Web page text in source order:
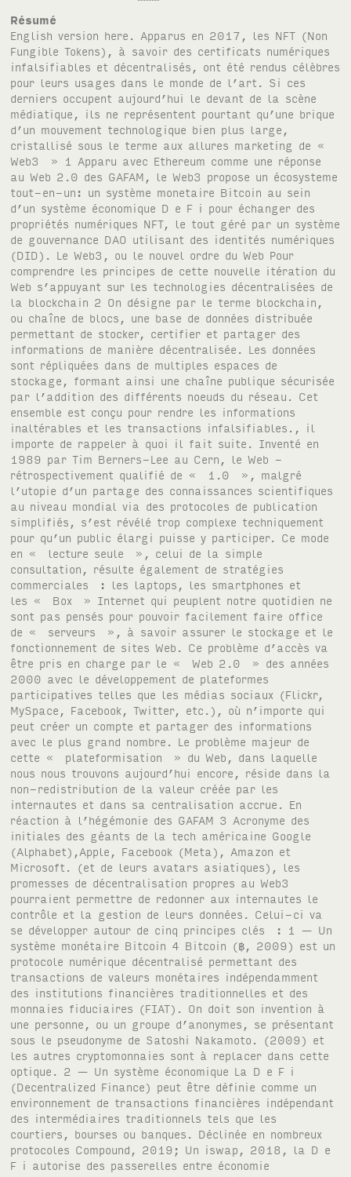
Résumé
English version here. Apparus en 2017, les NFT (Non Fungible Tokens), à savoir des certificats numériques infalsifiables et décentralisés, ont été rendus célèbres pour leurs usages dans le monde de l’art. Si ces derniers occupent aujourd’hui le devant de la scène médiatique, ils ne représentent pourtant qu’une brique d’un mouvement technologique bien plus large, cristallisé sous le terme aux allures marketing de « Web3 » 1 Apparu avec Ethereum comme une réponse au Web 2.0 des GAFAM, le Web3 propose un écosysteme tout-en-un: un système monetaire Bitcoin au sein d’un système économique D e F i pour échanger des propriétés numériques NFT, le tout géré par un système de gouvernance DAO utilisant des identités numériques (DID). Le Web3, ou le nouvel ordre du Web Pour comprendre les principes de cette nouvelle itération du Web s’appuyant sur les technologies décentralisées de la blockchain 2 On désigne par le terme blockchain, ou chaîne de blocs, une base de données distribuée permettant de stocker, certifier et partager des informations de manière décentralisée. Les données sont répliquées dans de multiples espaces de stockage, formant ainsi une chaîne publique sécurisée par l’addition des différents noeuds du réseau. Cet ensemble est conçu pour rendre les informations inaltérables et les transactions infalsifiables., il importe de rappeler à quoi il fait suite. Inventé en 1989 par Tim Berners-Lee au Cern, le Web - rétrospectivement qualifié de « 1.0 », malgré l’utopie d’un partage des connaissances scientifiques au niveau mondial via des protocoles de publication simplifiés, s’est révélé trop complexe techniquement pour qu’un public élargi puisse y participer. Ce mode en « lecture seule », celui de la simple consultation, résulte également de stratégies commerciales : les laptops, les smartphones et les « Box » Internet qui peuplent notre quotidien ne sont pas pensés pour pouvoir facilement faire office de « serveurs », à savoir assurer le stockage et le fonctionnement de sites Web. Ce problème d’accès va être pris en charge par le « Web 2.0 » des années 2000 avec le développement de plateformes participatives telles que les médias sociaux (Flickr, MySpace, Facebook, Twitter, etc.), où n’importe qui peut créer un compte et partager des informations avec le plus grand nombre. Le problème majeur de cette « plateformisation » du Web, dans laquelle nous nous trouvons aujourd’hui encore, réside dans la non-redistribution de la valeur créée par les internautes et dans sa centralisation accrue. En réaction à l’hégémonie des GAFAM 3 Acronyme des initiales des géants de la tech américaine Google (Alphabet),Apple, Facebook (Meta), Amazon et Microsoft. (et de leurs avatars asiatiques), les promesses de décentralisation propres au Web3 pourraient permettre de redonner aux internautes le contrôle et la gestion de leurs données. Celui-ci va se développer autour de cinq principes clés : 1 — Un système monétaire Bitcoin 4 Bitcoin (฿, 2009) est un protocole numérique décentralisé permettant des transactions de valeurs monétaires indépendamment des institutions financières traditionnelles et des monnaies fiduciaires (FIAT). On doit son invention à une personne, ou un groupe d’anonymes, se présentant sous le pseudonyme de Satoshi Nakamoto. (2009) et les autres cryptomonnaies sont à replacer dans cette optique. 2 — Un système économique La D e F i (Decentralized Finance) peut être définie comme un environnement de transactions financières indépendant des intermédiaires traditionnels tels que les courtiers, bourses ou banques. Déclinée en nombreux protocoles Compound, 2019; Un iswap, 2018, la D e F i autorise des passerelles entre économie traditionnelle et économie décentralisée par l’introduction de stablecoins Tether (2014) Dai (2017) Binance USD (2018), à savoir des tokens 5 Un token, ou jeton d’authentification, est une représentation numérique d’une valeur sécurisée dans la blockchain monnaie, part sociale, oeuvre d’art, etc. de valeurs basés sur les monnaies FIAT 6 La valeur d’une monnaie FIAT est imposée par un État sur un territoire identifié, et sa gestion est confiée à une banque centrale. Par exemple, le cours et la distribution de l’Euro sont assurés par la Banque centrale européenne BCE, tandis que le dollar dépend de la Réserve fédérale des Etats-Unis FED. Le mot fiat est déterministe, il nous vient du latin et signifie, à l’impératif: « Qu’il soit fait ».. Ces derniers permettent l’échange de monnaies étatiques sans passer par des protocoles traditionnels SWIFT, et ce de manière quasi instantanée. Fonctionnant jour et nuit et difficilement arrêtable, la D e F i représentait en janvier 2022 un marché de plus de 200 milliards de dollars. 3 — Un système de propriété Les NFT peuvent transformer en marchandise n’importe quelle entité numérique. Dans le champ artistique, l’exemple le plus connu est celui des CryptoPunks, 10 000 fichiers de 24 pixels de côté à l’origine distribués gratuitement sur le réseau Ethereum 7 Ethereum (2015) est une plateforme d’échanges décentralisée et collaborative, initialement imaginée par Vitalik Buterin comme une mise à jour de Bitcoin. Ethereum élargit les principes de Bitcoin pour passer d’une monnaie à un système de valeurs paramétrable, notamment via l’usage des smart contracts.. Grâce à la blockchain, il peut y avoir des milliers de copies viii d’une image d’un même CryptoPunk 8 Les CryptoPunks (2017) sont une célèbre collection de NFT représentant des personnages pixélisés générés par ordinateur., mais un seul d’entre eux sera rattaché a une signature numérique et pourra donc avoir de la valeur. 4 — Un système de gouvernance Apparues en avril 2016 via le projet éponyme The DAO, les DAO (Decentralized Autonomous Organizations) instaurent de nouveaux types de gouvernance où la fraude et la corruption sont rendues impossibles par des règles préalablement définies et exécutées au travers de smart contracts 9 Les contrats intelligents permettent de programmer de la valeur en automatisant le déclenchement d’actions au sein d’une blockchain et en y inscrivant les résultats obtenus.. Si les DAO des processus de gouvernance votations, validations, exécution, etc., elles soulèvent néanmoins de nombreuses questions en raison de leur potentielle substitution aux États et aux instances de régulation traditionnelles justice, associations, syndicats, etc. 5 — Un système d’identité La DID (Decentralized Identifiers) est certainement l’enjeu majeur de ces prochaines décennies. Dans un monde où la notion d’identité n’a jamais été autant questionnée et où le profiling opéré par les GAFAM est aussi prégnant, la refonte de l’identité numérique devient une nécessité. La traditionnelle authentification via email + mot de passe du Web 1.0 a été en partie remplacée par les « logins sociaux » (Facebook Connect, 2008; Google Sign In, 2015 ; Sign in with Apple, 2019), qui représentent l’ensemble des problématiques inhérentes au Web 2.0 publicité ciblée, captation des données, dépendance à des acteurs privés, etc.). En réponse à cela, le Web3 offre une nouvelle manière de s’ authentifier en ligne par l’utilisation de portefeuilles (wallets) tels que Metamask 10 MetaMask (2016) est un portefeuille numérique de cryptomonnaies et de tokens permettant d’interagir avec nombre d’applications et environnements décentralisés.(2016). Décentralisé et appartenant à son utilisateur, ce type de protocole propose une meilleure interopérabilité des données tout en laissant à chacun-e le contrôle sur ce qu’il-elle veut bien transmettre. Son intégration possible à lnstagram et Twitter montre que nous sommes dans une phase de transition entre Web 2.0 et Web3 et que rien, à ce stade, ne permet d’ affirmer que les problèmes que le Web3 est censé résoudre ne seront pas remplacés par des risques plus élevés. Vers des économies bricolées ? Contrairement à l’économie traditionnelle où seuls les États (ou les banques centrales) ont le pouvoir d’émettre de la monnaie, les technologies du Web3 permettent à n’importe qui (en ayant les compétences techniques) de créer non seulement des espèces numériques, mais plus encore : de programmer des systèmes de valeurs et donc des modèles économiques renouant avec des principes plus anciens tels que les monnaies locales, les Scops (Sociétés coopératives et participatives), ou encore les financements participatifs (crowd funding). Ces derniers se voient actualisés par les NFT, avec des initiatives telles que Stoner Cats (2021) - une série animée dont l’accès aux épisodes est limité aux détenteurs des tokens dédiés-, ou Hamlet Within (2022) - un documentaire du réalisateur avant-gardiste britannique Ken McMullen commercialisé en NFT sur le réseau Cineverse et découpé en plusieurs parties « uniques » réservées aux acheteurs. Selon Ken McMullen, « le modèle artistique [du cinéma] deviendra totalement participatif, ce qui modifiera le vocabulaire esthétique du XXIe siècle dominé par une mentalité du jeu ». Dans ce registre, le modèle encore instable du play-to-earn, popularisé par des jeux vidéo comme Axie Infinity (2018 ), consiste à redonner aux joueurs la majorité des gains résultant de la vente des items du jeu. De façon plus générale, le Web3 autorise de nouveaux usages et une forme d’inventivité économique voire de legal design 11 Le legal design est une pratique visant à introduire et faciliter la compréhension du droit à toutes et tous. Centré sur l’utilisateur, le legal design est par définition pluridisciplinaire et collaboratif.. Les smart contracts, par exemple, sont des scripts associés aux NFT qui proposent, entre autres, une redistribution automatique d’une partie des gains initiaux et des bénéfices des reventes successives, que ce soit pour l’artiste ou le designer ( actualisation du concept du « droit de suite ») ou pour des dons à des institutions (« ONG », mais aussi fondations produisant des logiciels libres, comme activé sur la plateforme de NFT Teia.art)